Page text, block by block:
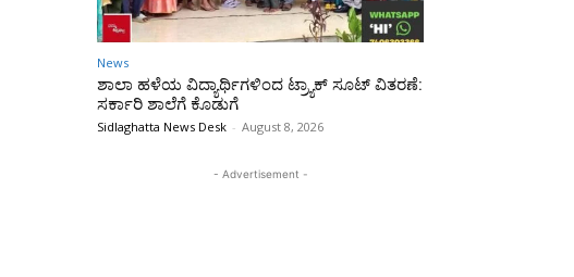
News
ಶಾಲಾ ಹಳೆಯ ವಿದ್ಯಾರ್ಥಿಗಳಿಂದ ಟ್ರ್ಯಾಕ್‌ ಸೂಟ್ ವಿತರಣೆ:
ಸರ್ಕಾರಿ ಶಾಲೆಗೆ ಕೊಡುಗೆ
Sidlaghatta News Desk - August 8, 2026
- Advertisement -